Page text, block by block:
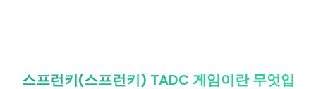
스프런키(스프런키) TADC 게임이란 무엇입